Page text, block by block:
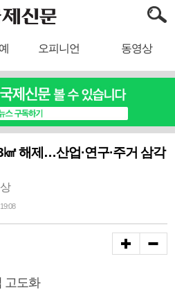
오피니언 동영상
해제…산업·연구·주거 삼각
고도화